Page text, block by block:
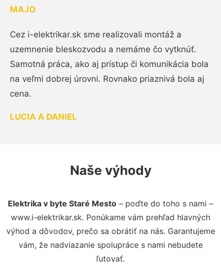
MAJO
Cez i-elektrikar.sk sme realizovali montáž a
uzemnenie bleskozvodu a nemáme čo vytknúť.
Samotná práca, ako aj prístup či komunikácia bola
na veľmi dobrej úrovni. Rovnako priaznivá bola aj
cena.
LUCIA A DANIEL
Naše výhody
Elektrika v byte Staré Mesto – poďte do toho s nami –
www.i-elektrikar.sk. Ponúkame vám prehľad hlavných
výhod a dôvodov, prečo sa obrátiť na nás. Garantujeme
vám, že nadviazanie spolupráce s nami nebudete
ľutovať.